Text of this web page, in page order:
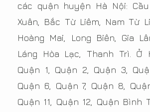
các quận huyện Hà Nội:
Xuân, Bắc Từ Liêm, Nam Từ
Hoàng Mai, Long Biên, Gia
Láng Hòa Lạc, Thanh Trì. Ở
Quận 1, Quận 2, Quận 3,
Quận 6, Quận 7, Quận 8,
Quận 11, Quận 12, Quận Bình